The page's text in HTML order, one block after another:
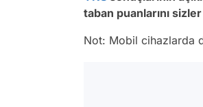
taban puanlarını
Not: Mobil cihazlarda